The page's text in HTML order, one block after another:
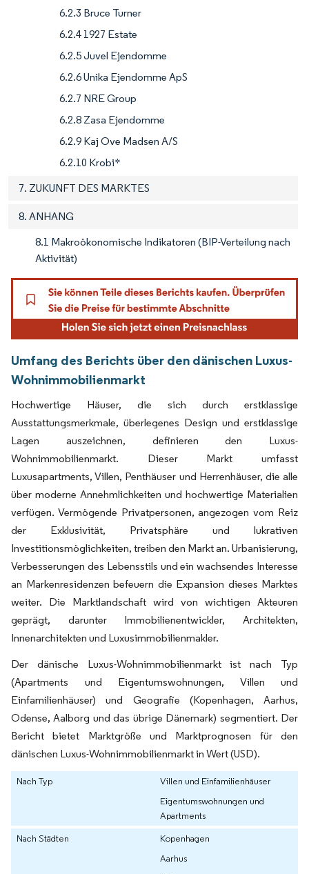
6.2.3 Bruce Turner
6.2.4 1927 Estate
6.2.5 Juvel Ejendomme
6.2.6 Unika Ejendomme ApS
6.2.7 NRE Group
6.2.8 Zasa Ejendomme
6.2.9 Kaj Ove Madsen A/S
6.2.10 Krobi*
7. ZUKUNFT DES MARKTES
8. ANHANG
8.1 Makroökonomische Indikatoren (BIP-Verteilung nach
Aktivität)
Umfang des Berichts über den dänischen Luxus-
Wohnimmobilienmarkt
Hochwertige Häuser, die sich durch erstklassige
Ausstattungsmerkmale, überlegenes Design und erstklassige
Lagen auszeichnen, definieren den Luxus-
Wohnimmobilienmarkt. Dieser Markt umfasst
Luxusapartments, Villen, Penthäuser und Herrenhäuser, die alle
über moderne Annehmlichkeiten und hochwertige Materialien
verfügen. Vermögende Privatpersonen, angezogen vom Reiz
der Exklusivität, Privatsphäre und lukrativen
Investitionsmöglichkeiten, treiben den Markt an. Urbanisierung,
Verbesserungen des Lebensstils und ein wachsendes Interesse
an Markenresidenzen befeuern die Expansion dieses Marktes
weiter. Die Marktlandschaft wird von wichtigen Akteuren
geprägt, darunter Immobilienentwickler, Architekten,
Innenarchitekten und Luxusimmobilienmakler.
Der dänische Luxus-Wohnimmobilienmarkt ist nach Typ
(Apartments und Eigentumswohnungen, Villen und
Einfamilienhäuser) und Geografie (Kopenhagen, Aarhus,
Odense, Aalborg und das übrige Dänemark) segmentiert. Der
Bericht bietet Marktgröße und Marktprognosen für den
dänischen Luxus-Wohnimmobilienmarkt in Wert (USD).
Nach Typ
Villen und Einfamilienhäuser
Eigentumswohnungen und
Apartments
Nach Städten
Kopenhagen
Aarhus